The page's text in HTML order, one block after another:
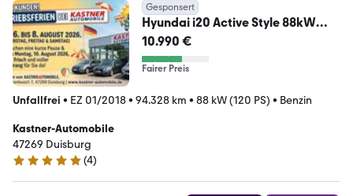
Gesponsert
Hyundai i20 Active Style 88kW
(120PS) 6-Gang, Kamera
10.990 €
Fairer Preis
Unfallfrei • EZ 01/2018• 94.328 km • 88 kW (120 PS) • Benzin
Kastner-Automobile
47269 Duisburg
5 Sterne
(4)